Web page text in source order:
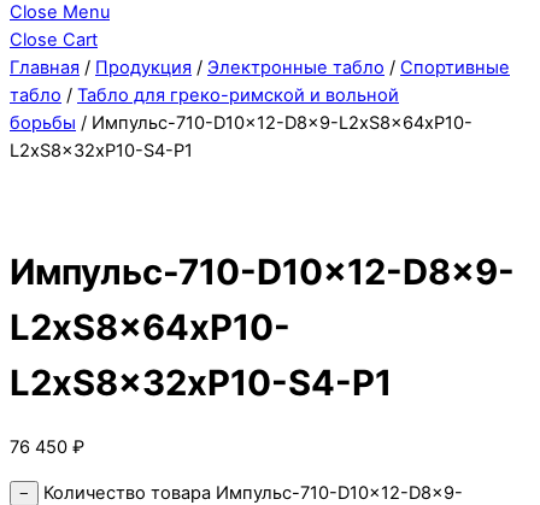
Close Menu
Close Cart
Главная / Продукция / Электронные табло / Спортивные
табло / Табло для греко-римской и вольной
борьбы / Импульс-710-D10x12-D8x9-L2xS8x64xP10-
L2xS8x32xP10-S4-P1
Импульс-710-D10x12-D8x9-
L2xS8x64xP10-
L2xS8x32xP10-S4-P1
76 450 ₽
−
Количество товара Импульс-710-D10x12-D8x9-